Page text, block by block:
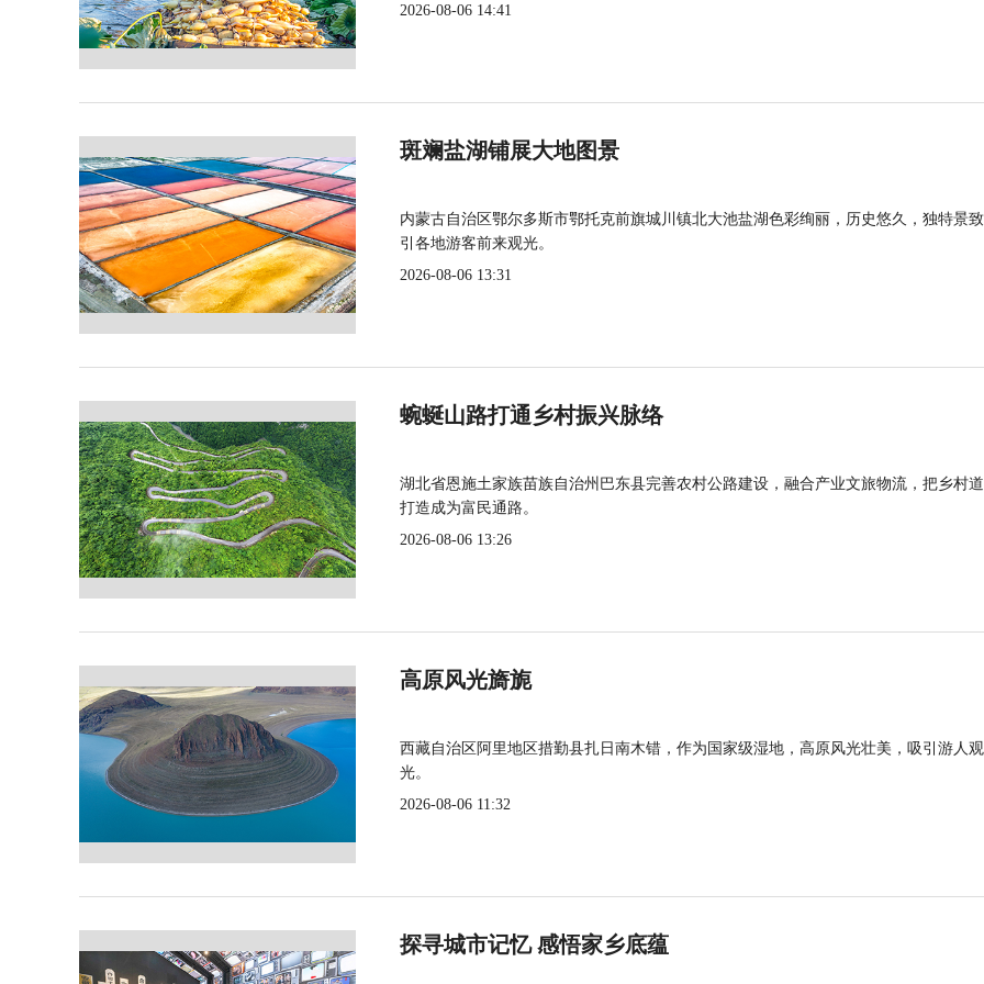
2026-08-06 14:41
斑斓盐湖铺展大地图景
内蒙古自治区鄂尔多斯市鄂托克前旗城川镇北大池盐湖色彩绚丽，历史悠久，独特景
引各地游客前来观光。
2026-08-06 13:31
蜿蜒山路打通乡村振兴脉络
湖北省恩施土家族苗族自治州巴东县完善农村公路建设，融合产业文旅物流，把乡村
打造成为富民通路。
2026-08-06 13:26
高原风光旖旎
西藏自治区阿里地区措勤县扎日南木错，作为国家级湿地，高原风光壮美，吸引游人观
光。
2026-08-06 11:32
探寻城市记忆 感悟家乡底蕴